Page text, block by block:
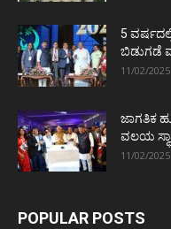
5
ಬಿಡುಗಡೆ
11/02/2025
ಜಾಗತಿಕ
ವಲಯ
11/02/2025
POPULAR POSTS